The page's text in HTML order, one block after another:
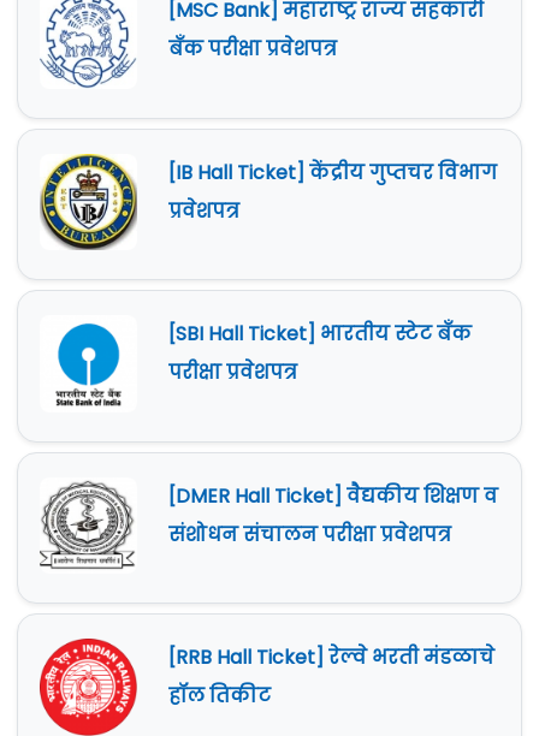
[MSC Bank] महाराष्ट्र राज्य सहकारी
बँक परीक्षा प्रवेशपत्र
[IB Hall Ticket] केंद्रीय गुप्तचर विभाग
प्रवेशपत्र
[SBI Hall Ticket] भारतीय स्टेट बँक
परीक्षा प्रवेशपत्र
[DMER Hall Ticket] वैद्यकीय शिक्षण व
संशोधन संचालन परीक्षा प्रवेशपत्र
[RRB Hall Ticket] रेल्वे भरती मंडळाचे
हॉल तिकीट